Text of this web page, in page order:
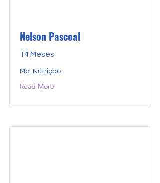
Nelson Pascoal
14 Meses
Má-Nutrição
Read More